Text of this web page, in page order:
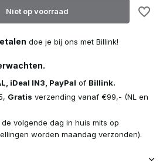
Niet op voorraad
doe je bij ons met Billink!
iDeal IN3, PayPal of Billink.
Gratis verzending vanaf €99,- (NL en
volgende dag in huis mits op
worden maandag verzonden).